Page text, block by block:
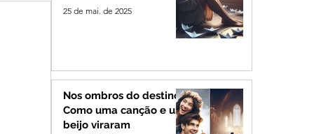
25 de mai. de 2025
Nos ombros do destino:
Como uma canção e um
beijo viraram